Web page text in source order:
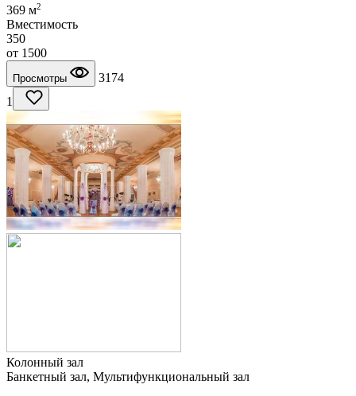
369 м2
Вместимость
350
от 1500
Просмотры
3174
1
Колонный зал
Банкетный зал, Мультифункциональный зал